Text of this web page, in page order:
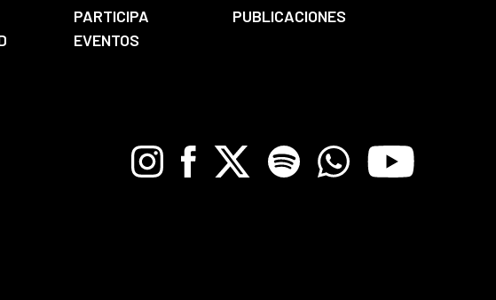
PARTICIPA
PUBLICACIONES
EVENTOS
InstagramFacebook
X Spotify WhatsappYoutube